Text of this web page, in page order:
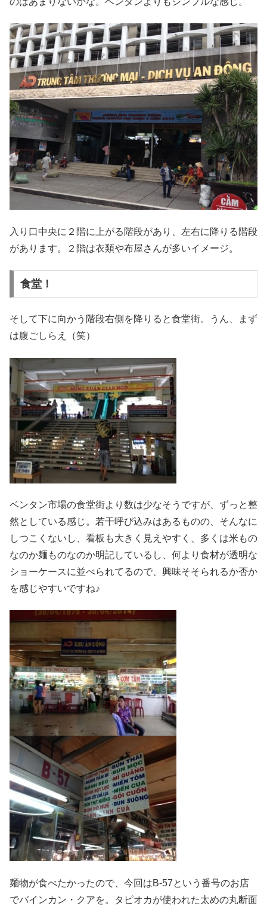
入り口中央に２階に上がる階段があり、左右に降りる階段
があります。２階は衣類や布屋さんが多いイメージ。
食堂！
そして下に向かう階段右側を降りると食堂街。うん、まず
は腹ごしらえ（笑）
ベンタン市場の食堂街より数は少なそうですが、ずっと整
然としている感じ。若干呼び込みはあるものの、そんなに
しつこくないし、看板も大きく見えやすく、多くは米もの
なのか麺ものなのか明記しているし、何より食材が透明な
ショーケースに並べられてるので、興味そそられるか否か
を感じやすいですね♪
麺物が食べたかったので、今回はB-57という番号のお店
でバインカン・クアを。タピオカが使われた太めの丸断面